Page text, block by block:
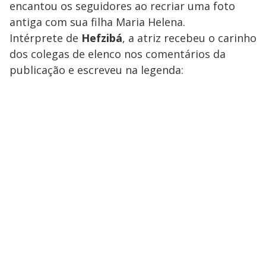
encantou os seguidores ao recriar uma foto
antiga com sua filha Maria Helena.
Intérprete de Hefzibá, a atriz recebeu o carinho
dos colegas de elenco nos comentários da
publicação e escreveu na legenda: